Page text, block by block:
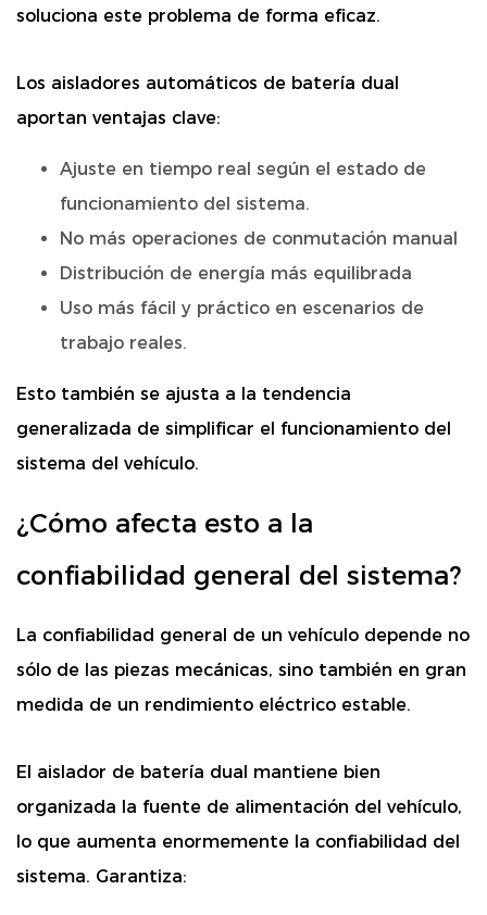
soluciona este problema de forma eficaz.
Los aisladores automáticos de batería dual
aportan ventajas clave:
Ajuste en tiempo real según el estado de
funcionamiento del sistema.
No más operaciones de conmutación manual
Distribución de energía más equilibrada
Uso más fácil y práctico en escenarios de
trabajo reales.
Esto también se ajusta a la tendencia
generalizada de simplificar el funcionamiento del
sistema del vehículo.
¿Cómo afecta esto a la
confiabilidad general del sistema?
La confiabilidad general de un vehículo depende no
sólo de las piezas mecánicas, sino también en gran
medida de un rendimiento eléctrico estable.
El aislador de batería dual mantiene bien
organizada la fuente de alimentación del vehículo,
lo que aumenta enormemente la confiabilidad del
sistema. Garantiza: